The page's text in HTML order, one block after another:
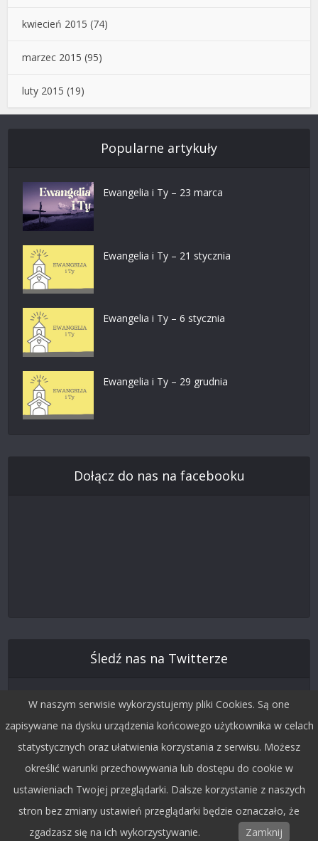
kwiecień 2015 (74)
marzec 2015 (95)
luty 2015 (19)
Popularne artykuły
Ewangelia i Ty – 23 marca
Ewangelia i Ty – 21 stycznia
Ewangelia i Ty – 6 stycznia
Ewangelia i Ty – 29 grudnia
Dołącz do nas na facebooku
Śledź nas na Twitterze
Copyright © 2015 by Dobra Fala.
W naszym serwisie wykorzystujemy pliki Cookies. Są one
zapisywane na dysku urządzenia końcowego użytkownika w celach
statystycznych oraz ułatwienia korzystania z serwisu. Możesz
określić warunki przechowywania lub dostępu do cookie w
ustawieniach Twojej przeglądarki. Dalsze korzystanie z naszych
stron bez zmiany ustawień przeglądarki będzie oznaczało, że
zgadzasz się na ich wykorzystywanie.
Zamknij